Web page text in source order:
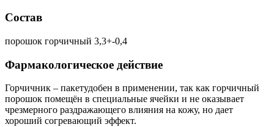
Состав
порошок горчичный 3,3+-0,4
Фармакологическое действие
Горчичник – пакетудобен в применении, так как горчичный
порошок помещён в специальные ячейки и не оказывает
чрезмерного раздражающего влияния на кожу, но дает
хороший согревающий эффект.